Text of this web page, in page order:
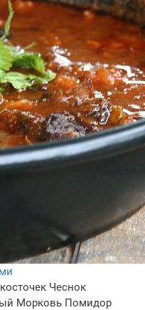
Чеснок
Морковь Помидор